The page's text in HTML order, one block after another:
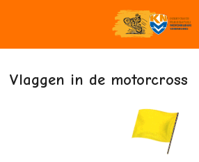
naar
hoofdinhoud
Vlaggen in de motorcross